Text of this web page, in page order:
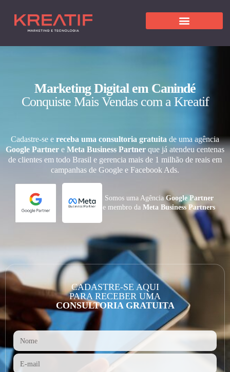
Marketing Digital em Canindé
Conquiste Mais Vendas com a Kreatif
Cadastre-se e receba uma consultoria gratuita de uma agência
Google Partner e Meta Business Partner que já atendeu centenas
de clientes em todo Brasil e gerencia mais de 1 milhão de reais em
campanhas de Google e Facebook Ads.
Somos uma AgênciaGoogle Partner
e membro daMeta Business Partners
CADASTRE-SE AQUI
PARA RECEBER UMA
CONSULTORIA GRATUITA